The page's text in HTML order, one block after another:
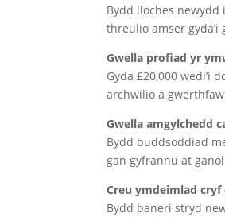
Bydd lloches
threulio amser gyda’i
Gwella profiad yr
Gyda £20,000 wedi’i
archwilio a
Gwella amgylchedd
Bydd buddsoddiad
gan gyfrannu at
Creu ymdeimlad cryf
Bydd baneri stryd